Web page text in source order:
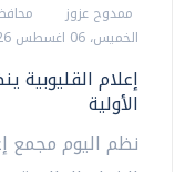
ممدوح عزوز
الخميس، 06 اغسطس 2026 09:15 م
إعلام القليوبية
الأولية
نظم اليوم مجمع